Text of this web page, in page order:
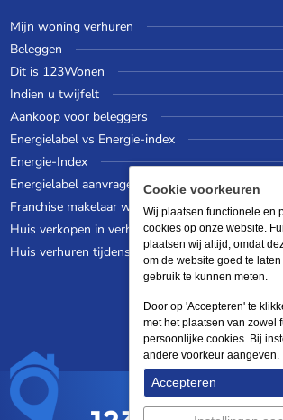
Mijn woning verhuren
Beleggen
Dit is 123Wonen
Indien u twijfelt
Aankoop voor beleggers
Energielabel vs Energie-index
Energie-Index
Energielabel aanvragen
Franchise makelaar worden
Huis verkopen in verhuurde staat
Huis verhuren tijdens een wereldreis
Cookie voorkeuren
Wij plaatsen functionele en
cookies op onze website.
plaatsen wij altijd, omdat
om de website goed te
gebruik te kunnen meten.
Door op 'Accepteren' te
met het plaatsen van zowel
persoonlijke cookies. Bij
andere voorkeur aangeven.
Accepteren